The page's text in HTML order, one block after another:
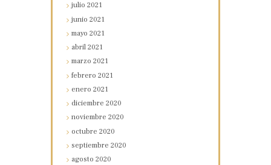
julio2021
junio2021
mayo2021
abril2021
marzo2021
febrero2021
enero2021
diciembre2020
noviembre2020
octubre2020
septiembre2020
agosto2020